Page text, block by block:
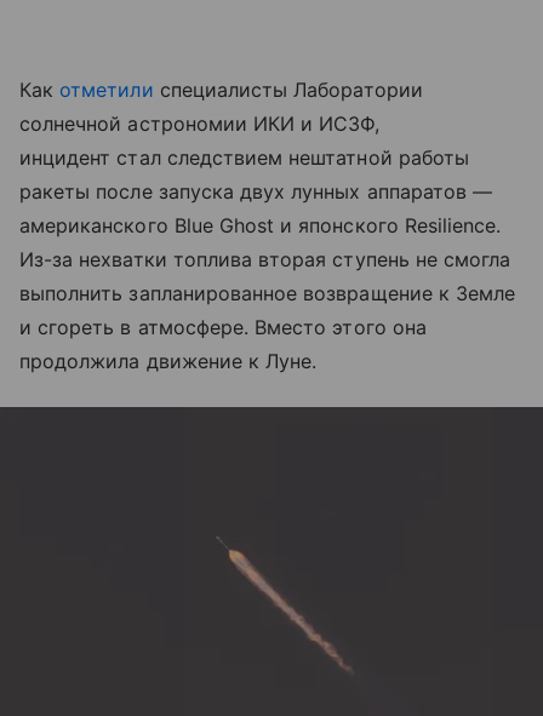
Как отметили специалисты Лаборатории
солнечной астрономии ИКИ и ИСЗФ,
инцидент стал следствием нештатной работы
ракеты после запуска двух лунных аппаратов —
американского Blue Ghost и японского Resilience.
Из-за нехватки топлива вторая ступень не смогла
выполнить запланированное возвращение к Земле
и сгореть в атмосфере. Вместо этого она
продолжила движение к Луне.